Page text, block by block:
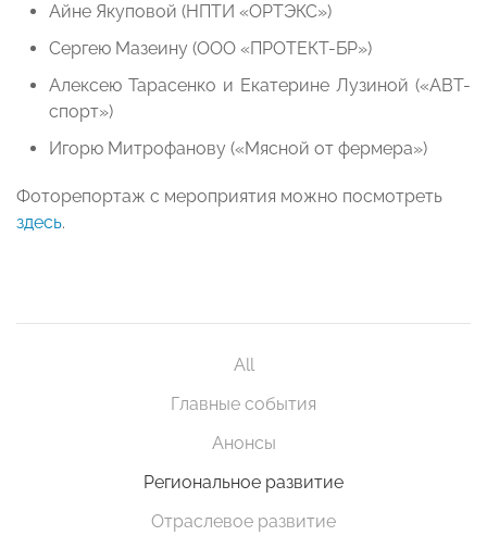
Айне Якуповой (НПТИ «ОРТЭКС»)
Сергею Мазеину (ООО «ПРОТЕКТ-БР»)
Алексею Тарасенко и Екатерине Лузиной («АВТ-
спорт»)
Игорю Митрофанову («Мясной от фермера»)
Фоторепортаж с мероприятия можно посмотреть
здесь.
All
Главные события
Анонсы
Региональное развитие
Отраслевое развитие